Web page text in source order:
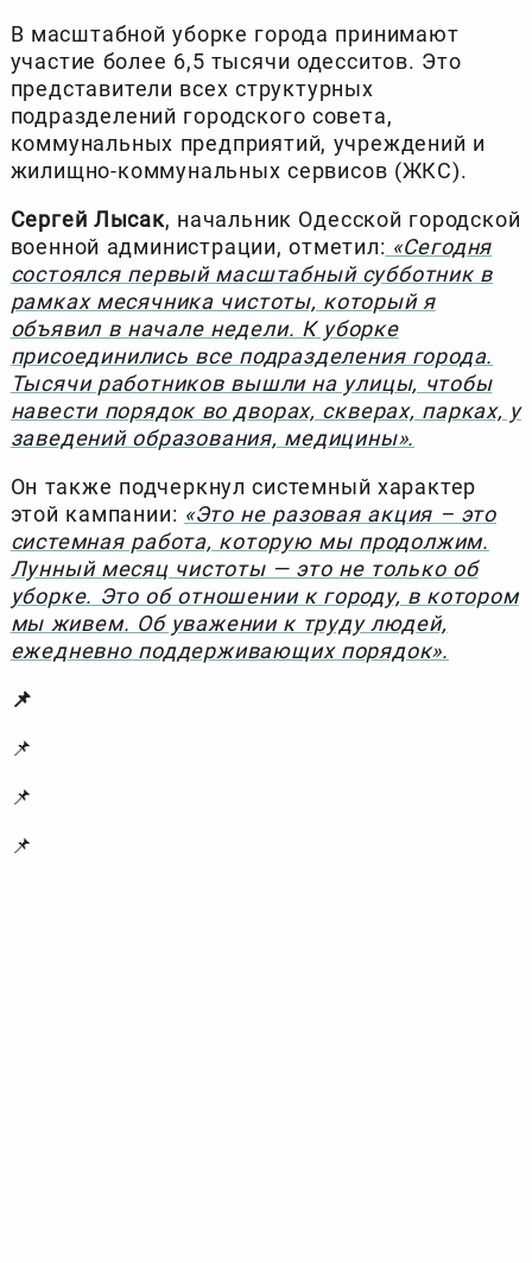
В масштабной уборке города принимают
участие более 6,5 тысячи одесситов. Это
представители всех структурных
подразделений городского совета,
коммунальных предприятий, учреждений и
жилищно-коммунальных сервисов (ЖКС).
Сергей Лысак, начальник Одесской городской
военной администрации, отметил: «Сегодня
состоялся первый масштабный субботник в
рамках месячника чистоты, который я
объявил в начале недели. К уборке
присоединились все подразделения города.
Тысячи работников вышли на улицы, чтобы
навести порядок во дворах, скверах, парках, у
заведений образования, медицины».
Он также подчеркнул системный характер
этой кампании: «Это не разовая акция – это
системная работа, которую мы продолжим.
Лунный месяц чистоты — это не только об
уборке. Это об отношении к городу, в котором
мы живем. Об уважении к труду людей,
ежедневно поддерживающих порядок».
📌
📌
📌
📌